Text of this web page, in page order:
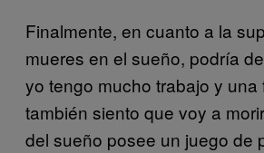
Finalmente, en cuanto a la
mueres en el sueño, podría
yo tengo mucho trabajo y una
también siento que voy a
del sueño posee un juego de